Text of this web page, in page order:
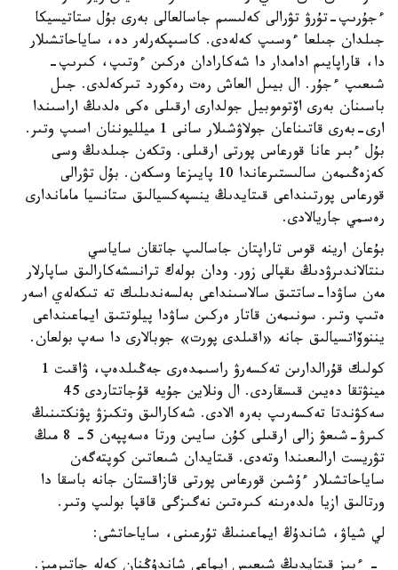
ءجۇرىپ-تۇرۋ تۋرالى كەلىسىم جاسالعالى بەرى بۇل ستاتيسيكا
جىلدان جىلعا ءوسىپ كەلەدى. كاسىپكەرلەر دە، ساياحاتشىلار
دا، قاراپايىم ادامدار دا شەكارادان ەركىن ءوتىپ، كىرىپ-
شىعىپ ءجۇر. ال بيىل العاش رەت رەكورد تىركەلدى. جىل
باسىنان بەرى اۆتوموبيل جولدارى ارقىلى ەكى ەلدىڭ اراسىندا
ارى-بەرى قاتىناعان جولاۋشىلار سانى 1 ميلليوننان اسىپ وتىر.
بۇل ءبىر عانا قورعاس پورتى ارقىلى. وتكەن جىلدىڭ وسى
كەزەڭىمەن سالىستىرعاندا 10 پايىزعا وسكەن. بۇل تۋرالى
قورعاس پورتىنداعى قىتايدىڭ ينسپەكسيالىق ستانسيا ماماندارى
رەسمي جاريالادى.
بۇعان ارينە قوس تاراپتان جاسالىپ جاتقان ساياسي
ىنتالاندىرۋدىڭ ىقپالى زور. ودان بولەك ترانسشەكارالىق ساپارلار
مەن ساۋدا-ساتتىق سالاسىنداعى بەلسەندىلىك تە تىكەلەي اسەر
ەتىپ وتىر. سونىمەن قاتار ەركىن ساۋدا پيلوتتىق ايماعىنداعى
يننوۆاتسيالىق جانە «اقىلدى پورت» جوبالارى دا سەپ بولعان.
كولىك قۇرالدارىن تەكسەرۋ راسىمدەرى جەڭىلدەپ، ۋاقىت 1
مينۋتقا دەيىن قىسقاردى. ال ونلاين جۇيە قۇجاتتاردى 45
سەكۋندتا تەكسەرىپ بەرە الادى. شەكارالىق وتكىزۋ پۋنكتىنىڭ
كىرۋ-شىعۋ زالى ارقىلى كۇن سايىن ورتا ەسەپپەن 5- 8 مىڭ
تۋريست ارالىعىندا وتەدى. قىتايدان شىعاتىن كوپتەگەن
ساياحاتشىلار ءۇشىن قورعاس پورتى قازاقستان جانە باسقا دا
ورتالىق ازيا ەلدەرىنە كىرەتىن نەگىزگى قاقپا بولىپ وتىر.
لي شياۋ، شاندۇڭ ايماعىنىڭ تۇرعىنى، ساياحاتشى: